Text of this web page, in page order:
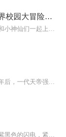
我在仙界上小学｜陈晓宇的仙界校园大冒险｜学霸修仙记